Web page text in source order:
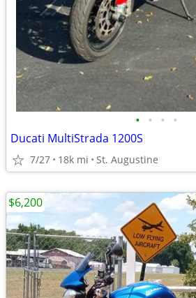
• • • •
Ducati MultiStrada 1200S
7/27 18k mi St. Augustine
$6,200